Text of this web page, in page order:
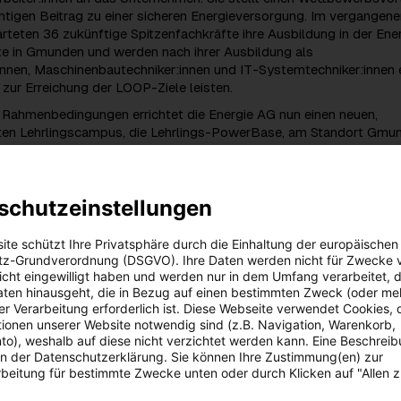
Beitrag zu einer sicheren Energieversorgung. Im
36 zukünftige Spitzenfachkräfte ihre Ausbildung in der
in Gmunden und werden nach ihrer Ausbildung als
Maschinenbautechniker:innen und IT-Systemtechniker:innen
Erreichung der LOOP-Ziele leisten.
errichtet die Energie AG nun einen neuen,
Lehrlingscampus, die Lehrlings-PowerBase, am Standort
und nimmt eine Generalsanierung der
vor. Anfang September 2025 wurden die
im Oktober erfolgte der offizielle Spatenstich für die
ausgezeichnete Kampagne
Energie AG die Preise für ihre Privatkund:innen erneut deutlich
Tarif Ökostrom Loyal ermöglicht Einsparungen von bis zu 50
Tarif und hat eine Preisgarantie bis Ende März 2026. Diese
nun bis Ende Dezember 2026 verlängert.
neuen Tarifs wurde durch eine äußerst wirksame
AG 120 Prozent mehr Neukund:innen bei Ökostrom Loyal,
positive Wahrnehmung und höhere Sympathiewerte brachte.
der Energie AG nach Ende des Geschäftsjahres der
in Bronze (Kategorie „Services“) verliehen.
schützt Ihre Privatsphäre durch die Einhaltung der europäischen
Grundverordnung (DSGVO). Ihre Daten werden nicht für Zwecke
eingewilligt haben und werden nur in dem Umfang verarbeitet,
hinausgeht, die in Bezug auf einen bestimmten Zweck (oder
Verarbeitung erforderlich ist. Diese Webseite verwendet Cookies,
unserer Website notwendig sind (z.B. Navigation, Warenkorb,
weshalb auf diese nicht verzichtet werden kann. Eine
der Datenschutzerklärung. Sie können Ihre Zustimmung(en) zur
für bestimmte Zwecke unten oder durch Klicken auf "Allen